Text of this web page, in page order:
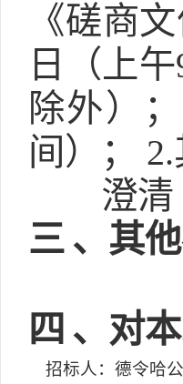
《磋商
日（上
除外）
间）；
澄清
三 、其
四 、对
招标人：德令哈